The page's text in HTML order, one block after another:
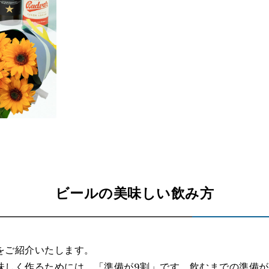
ビールの美味しい飲み方
紹介いたします。
く作るためには、「準備が9割」です。飲むまでの準備